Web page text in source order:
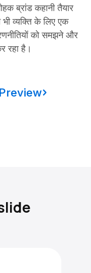
ब्रांड कहानी तैयार
भी व्यक्ति के लिए एक
को समझने और
रहा है।